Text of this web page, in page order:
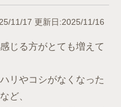
11/17 更新日:2025/11/16
じる方がとても増えて
リやコシがなくなった
ど、